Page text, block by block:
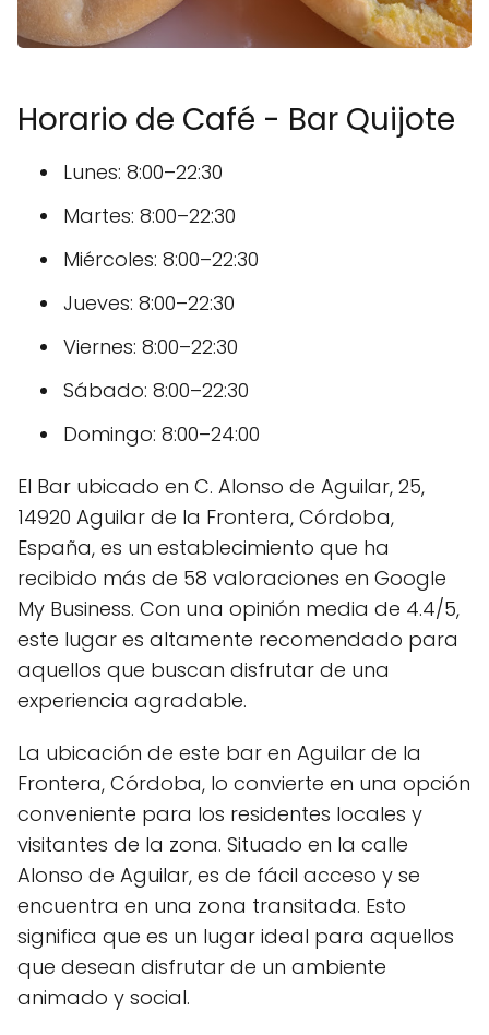
Horario de Café - Bar Quijote
Lunes: 8:00–22:30
Martes: 8:00–22:30
Miércoles: 8:00–22:30
Jueves: 8:00–22:30
Viernes: 8:00–22:30
Sábado: 8:00–22:30
Domingo: 8:00–24:00
El Bar ubicado en C. Alonso de Aguilar, 25,
14920 Aguilar de la Frontera, Córdoba,
España, es un establecimiento que ha
recibido más de 58 valoraciones en Google
My Business. Con una opinión media de 4.4/5,
este lugar es altamente recomendado para
aquellos que buscan disfrutar de una
experiencia agradable.
La ubicación de este bar en Aguilar de la
Frontera, Córdoba, lo convierte en una opción
conveniente para los residentes locales y
visitantes de la zona. Situado en la calle
Alonso de Aguilar, es de fácil acceso y se
encuentra en una zona transitada. Esto
significa que es un lugar ideal para aquellos
que desean disfrutar de un ambiente
animado y social.